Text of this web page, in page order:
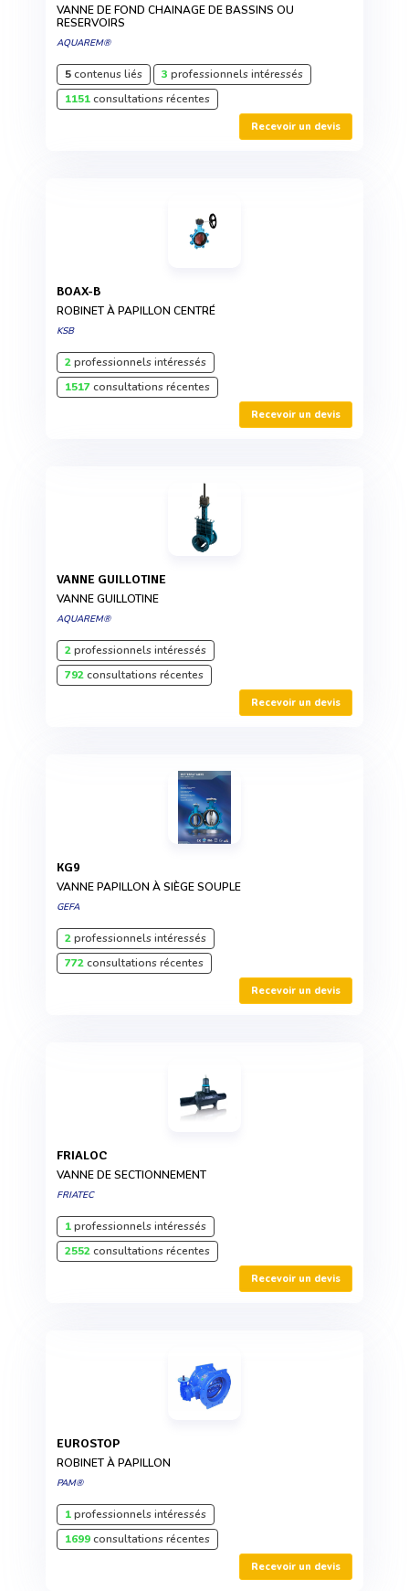
VANNE DE FOND CHAINAGE DE BASSINS OU
RESERVOIRS
AQUAREM®
5contenus liés 3 professionnels intéressés
1151consultations récentes
Recevoir un devis
BOAX-B
ROBINET À PAPILLON CENTRÉ
KSB
2professionnels intéressés
1517consultations récentes
Recevoir un devis
VANNE GUILLOTINE
VANNE GUILLOTINE
AQUAREM®
2professionnels intéressés
792consultations récentes
Recevoir un devis
KG9
VANNE PAPILLON À SIÈGE SOUPLE
GEFA
2professionnels intéressés
772consultations récentes
Recevoir un devis
FRIALOC
VANNE DE SECTIONNEMENT
FRIATEC
1professionnels intéressés
2552consultations récentes
Recevoir un devis
EUROSTOP
ROBINET À PAPILLON
PAM®
1professionnels intéressés
1699consultations récentes
Recevoir un devis